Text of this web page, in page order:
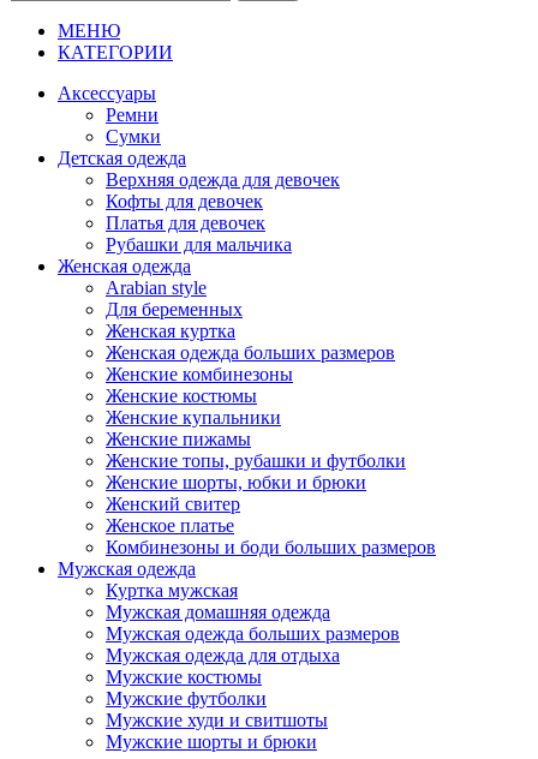
МЕНЮ
КАТЕГОРИИ
Аксессуары
Ремни
Сумки
Детская одежда
Верхняя одежда для девочек
Кофты для девочек
Платья для девочек
Рубашки для мальчика
Женская одежда
Arabian style
Для беременных
Женская куртка
Женская одежда больших размеров
Женские комбинезоны
Женские костюмы
Женские купальники
Женские пижамы
Женские топы, рубашки и футболки
Женские шорты, юбки и брюки
Женский свитер
Женское платье
Комбинезоны и боди больших размеров
Мужская одежда
Куртка мужская
Мужская домашняя одежда
Мужская одежда больших размеров
Мужская одежда для отдыха
Мужские костюмы
Мужские футболки
Мужские худи и свитшоты
Мужские шорты и брюки